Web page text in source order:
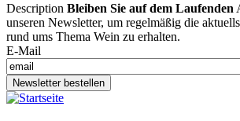
Description Bleiben Sie auf dem Laufenden
unseren Newsletter, um regelmäßig die
rund ums Thema Wein zu erhalten.
E-Mail
Newsletter bestellen